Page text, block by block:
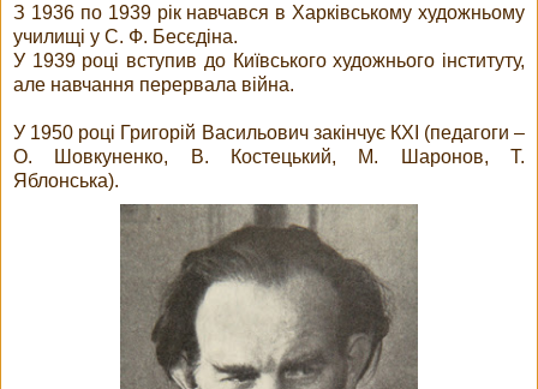
З 1936 по 1939 рік навчався в Харківському художньому
училищі у С. Ф. Бесєдіна.
У 1939 році вступив до Київського художнього інституту,
але навчання перервала війна.
У 1950 році Григорій Васильович закінчує КХІ (педагоги –
О. Шовкуненко, В. Костецький, М. Шаронов, Т.
Яблонська).